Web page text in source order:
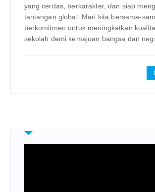
yang cerdas, berkarakter, dan siap
tantangan global. Mari kita bersama-
berkomitmen untuk meningkatkan
sekolah demi kemajuan bangsa dan